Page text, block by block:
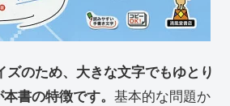
ズのため、大きな文字でもゆとり
書の特徴です。 基本的な問題か